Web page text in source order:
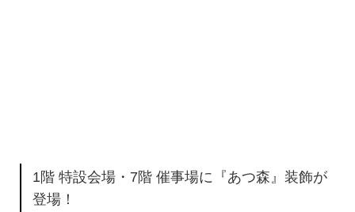
1階 特設会場・7階 催事場に『あつ森』装飾が
登場！